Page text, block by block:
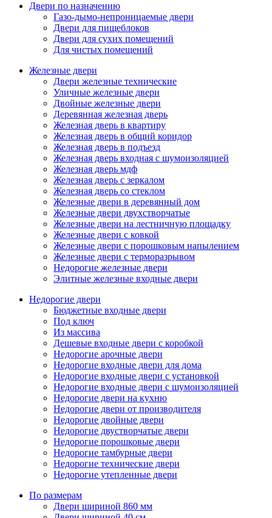
Двери по назначению
Газо-дымо-непроницаемые двери
Двери для пищеблоков
Двери для сухих помещений
Для чистых помещений
Железные двери
Двери железные технические
Уличные железные двери
Двойные железные двери
Деревянная железная дверь
Железная дверь в квартиру
Железная дверь в общий коридор
Железная дверь в подъезд
Железная дверь входная с шумоизоляцией
Железная дверь мдф
Железная дверь с зеркалом
Железная дверь со стеклом
Железные двери в деревянный дом
Железные двери двухстворчатые
Железные двери на лестничную площадку
Железные двери с ковкой
Железные двери с порошковым напылением
Железные двери с терморазрывом
Недорогие железные двери
Элитные железные входные двери
Недорогие двери
Бюджетные входные двери
Под ключ
Из массива
Дешевые входные двери с коробкой
Недорогие арочные двери
Недорогие входные двери для дома
Недорогие входные двери с установкой
Недорогие входные двери с шумоизоляцией
Недорогие двери на кухню
Недорогие двери от производителя
Недорогие двойные двери
Недорогие двустворчатые двери
Недорогие порошковые двери
Недорогие тамбурные двери
Недорогие технические двери
Недорогие утепленные двери
По размерам
Двери шириной 860 мм